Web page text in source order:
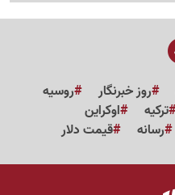
روز خبرنگار
روسیه
ترکیه
اوکراین
رسانه قیمت دلار